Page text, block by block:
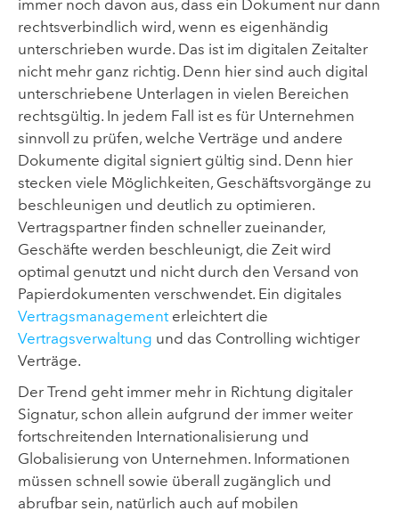
immer noch davon aus, dass ein Dokument nur dann
rechtsverbindlich wird, wenn es eigenhändig
unterschrieben wurde. Das ist im digitalen Zeitalter
nicht mehr ganz richtig. Denn hier sind auch digital
unterschriebene Unterlagen in vielen Bereichen
rechtsgültig. In jedem Fall ist es für Unternehmen
sinnvoll zu prüfen, welche Verträge und andere
Dokumente digital signiert gültig sind. Denn hier
stecken viele Möglichkeiten, Geschäftsvorgänge zu
beschleunigen und deutlich zu optimieren.
Vertragspartner finden schneller zueinander,
Geschäfte werden beschleunigt, die Zeit wird
optimal genutzt und nicht durch den Versand von
Papierdokumenten verschwendet. Ein digitales
Vertragsmanagementerleichtert die
Vertragsverwaltung und das Controlling wichtiger
Verträge.
Der Trend geht immer mehr in Richtung digitaler
Signatur, schon allein aufgrund der immer weiter
fortschreitenden Internationalisierung und
Globalisierung von Unternehmen. Informationen
müssen schnell sowie überall zugänglich und
abrufbar sein, natürlich auch auf mobilen